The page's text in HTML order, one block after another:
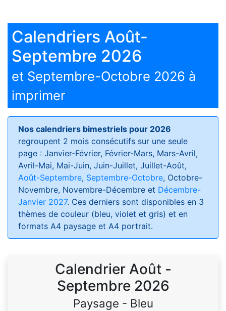
Calendriers Août-
Septembre 2026
et Septembre-Octobre 2026 à
imprimer
Nos calendriers bimestriels pour 2026
regroupent 2 mois consécutifs sur une seule
page : Janvier-Février, Février-Mars, Mars-Avril,
Avril-Mai, Mai-Juin, Juin-Juillet, Juillet-Août,
Août-Septembre, Septembre-Octobre, Octobre-
Novembre, Novembre-Décembre et Décembre-
Janvier 2027. Ces derniers sont disponibles en 3
thèmes de couleur (bleu, violet et gris) et en
formats A4 paysage et A4 portrait.
Calendrier Août -
Septembre 2026
Paysage - Bleu